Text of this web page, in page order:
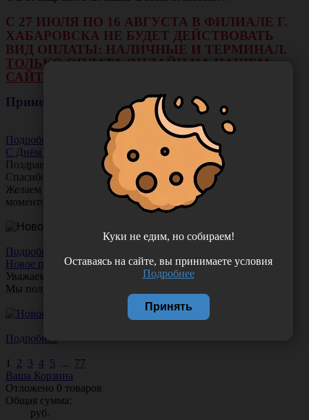
С 27 ИЮЛЯ ПО 16 АВГУСТА В ФИЛИАЛЕ Г.
ХАБАРОВСКА НЕ БУДЕТ ДЕЙСТВОВАТЬ
ВИД ОПЛАТЫ: НАЛИЧНЫЕ И ТЕРМИНАЛ.
ТОЛЬКО ОПЛАТА ОНЛАЙН НА НАШЕМ
САЙТЕ ИЛИ ЧЕРЕЗ РАСЧЕТНЫЙ СЧЕТ.
Приносим свои извинения!
Подробнее
С Днём Акушера-Гинеколога!
Поздравляем с Днём Акушера-Гинеколога!
Спасибо за ваш труд, заботу и тепло!
Желаем вам любви, здоровья и множество счастливых
моментов!
Подробнее
Новое поступление!
Уважаемые клиенты!
Мы получили новое поступление шприцев
Подробнее
1 2 3 4 5 ... 77
Ваша Корзина
Отложено 0 товаров
Общая сумма:
руб.
Куки не едим, но собираем!
Оставаясь на сайте, вы принимаете условия
Подробнее
Принять